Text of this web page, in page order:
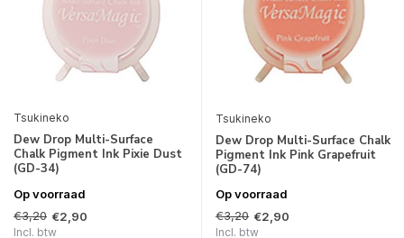
Tsukineko
Dew Drop Multi-Surface
Chalk Pigment Ink Pixie Dust
(GD-34)
Op voorraad
€3,20 €2,90
Incl. btw
Tsukineko
Dew Drop Multi-Surface Chalk
Pigment Ink Pink Grapefruit
(GD-74)
Op voorraad
€3,20 €2,90
Incl. btw